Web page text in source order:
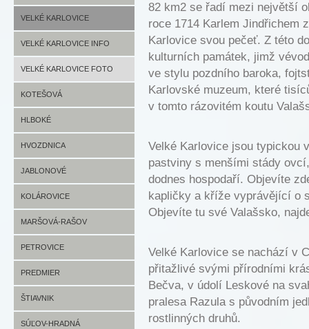
KAROLINKA FOTO
VEĽKÉ ROVNÉ INFO
VEĽKÉ ROVNÉ FOTO
VELKÉ KARLOVICE
VELKÉ KARLOVICE INFO
VELKÉ KARLOVICE FOTO
KOTEŠOVÁ
KOTEŠOVÁ INFO
KOTEŠOVÁ FOTO
HLBOKÉ
HLBOKÉ INFO
HLBOKÉ FOTO
HVOZDNICA
HVOZDNICA INFO
HVOZDNICA FOTO
JABLONOVÉ
JABLONOVÉ INFO
JABLONOVÉ FOTO
KOLÁROVICE
KOLÁROVICE INFO
KOLÁROVICE FOTO
MARŠOVÁ-RAŠOV
MARŠOVÁ-RAŠOV INFO
MARŠOVÁ-RAŠOV FOTO
PETROVICE
PETROVICE INFO
PETROVICE FOTO
PREDMIER
PREDMIER INFO
PREDMIER FOTO
ŠTIAVNIK
ŠTIAVNIK INFO
SÚĽOV-HRADNÁ
82 km2 se řadí mezi největší
roce 1714 Karlem Jindřichem
Karlovice svou pečeť. Z této
kulturních památek, jimž
ve stylu pozdního baroka,
Karlovské muzeum, které
v tomto rázovitém koutu
Velké Karlovice jsou typickou
pastviny s menšími stády
dodnes hospodaří. Objevíte
kapličky a kříže vyprávějící o
Objevíte tu své Valašsko,
Velké Karlovice se nachází v
přitažlivé svými přírodními
Bečva, v údolí Leskové na
pralesa Razula s původním
rostlinných druhů.